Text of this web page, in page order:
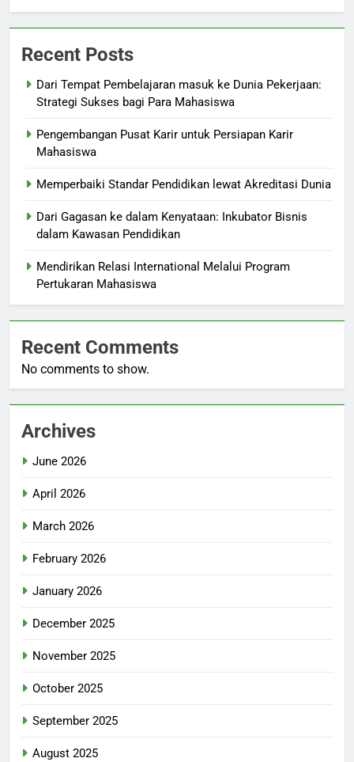
Recent Posts
Dari Tempat Pembelajaran masuk ke Dunia Pekerjaan:
Strategi Sukses bagi Para Mahasiswa
Pengembangan Pusat Karir untuk Persiapan Karir
Mahasiswa
Memperbaiki Standar Pendidikan lewat Akreditasi Dunia
Dari Gagasan ke dalam Kenyataan: Inkubator Bisnis
dalam Kawasan Pendidikan
Mendirikan Relasi International Melalui Program
Pertukaran Mahasiswa
Recent Comments
No comments to show.
Archives
June 2026
April 2026
March 2026
February 2026
January 2026
December 2025
November 2025
October 2025
September 2025
August 2025